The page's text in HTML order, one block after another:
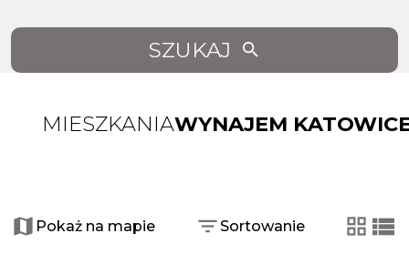
SZUKAJ
MIESZKANIAWYNAJEM
−Pokaż na mapie Sortowanie
tabela